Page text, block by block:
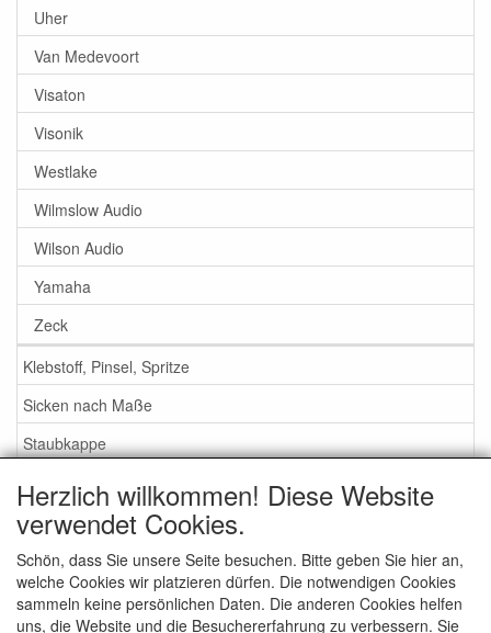
Uher
Van Medevoort
Visaton
Visonik
Westlake
Wilmslow Audio
Wilson Audio
Yamaha
Zeck
Klebstoff, Pinsel, Spritze
Sicken nach Maße
Staubkappe
Service
Schaumstoff oder Gummi Sicken?
Wichtig bei Bestellung
Herzlich willkommen! Diese Website
verwendet Cookies.
Schön, dass Sie unsere Seite besuchen. Bitte geben Sie hier an,
welche Cookies wir platzieren dürfen. Die notwendigen Cookies
sammeln keine persönlichen Daten. Die anderen Cookies helfen
uns, die Website und die Besuchererfahrung zu verbessern. Sie